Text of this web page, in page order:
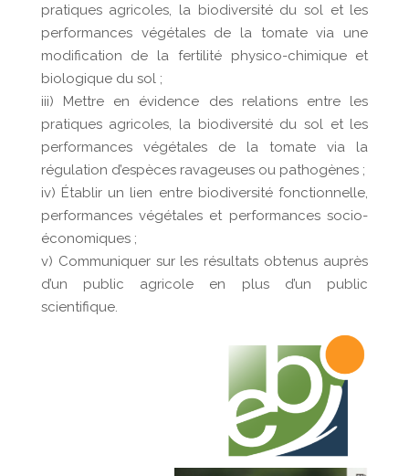
pratiques agricoles, la biodiversité du sol et les
performances végétales de la tomate via une
modification de la fertilité physico-chimique et
biologique du sol ;
iii) Mettre en évidence des relations entre les
pratiques agricoles, la biodiversité du sol et les
performances végétales de la tomate via la
régulation d’espèces ravageuses ou pathogènes ;
iv) Établir un lien entre biodiversité fonctionnelle,
performances végétales et performances socio-
économiques ;
v) Communiquer sur les résultats obtenus auprès
d’un public agricole en plus d’un public
scientifique.